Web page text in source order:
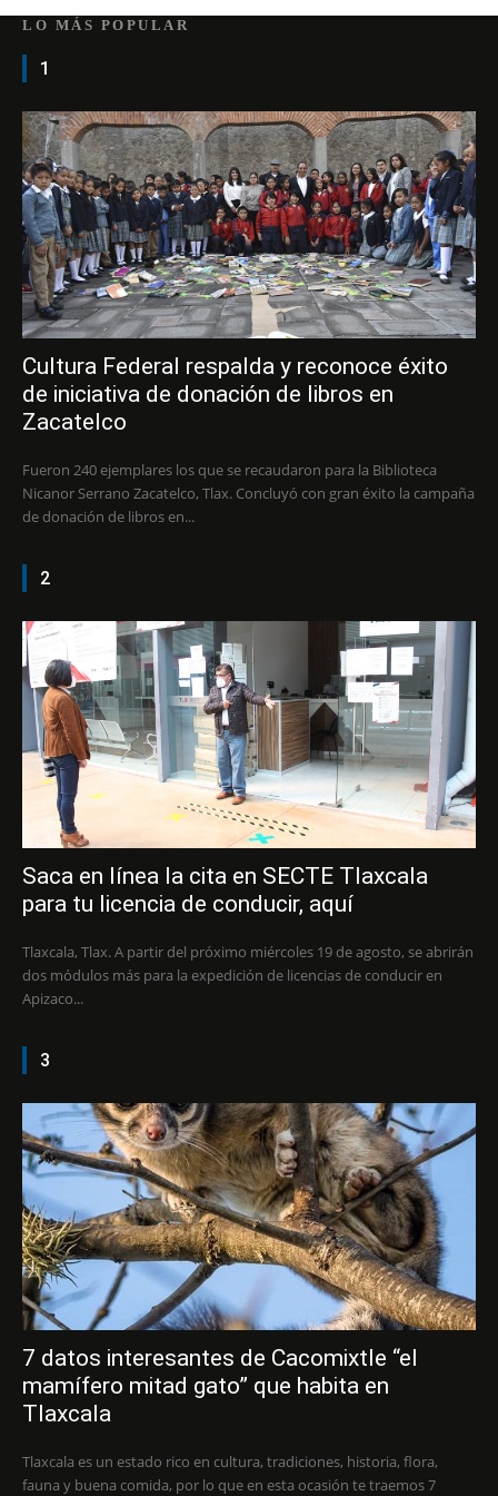
LO MÁS POPULAR
1
Cultura Federal respalda y reconoce éxito
de iniciativa de donación de libros en
Zacatelco
Fueron 240 ejemplares los que se recaudaron para la Biblioteca
Nicanor Serrano Zacatelco, Tlax. Concluyó con gran éxito la campaña
de donación de libros en...
2
Saca en línea la cita en SECTE Tlaxcala
para tu licencia de conducir, aquí
Tlaxcala, Tlax. A partir del próximo miércoles 19 de agosto, se abrirán
dos módulos más para la expedición de licencias de conducir en
Apizaco...
3
7 datos interesantes de Cacomixtle “el
mamífero mitad gato” que habita en
Tlaxcala
Tlaxcala es un estado rico en cultura, tradiciones, historia, flora,
fauna y buena comida, por lo que en esta ocasión te traemos 7